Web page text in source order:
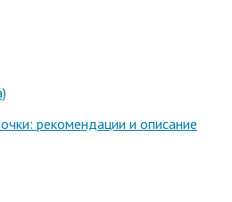
рекомендации и описание